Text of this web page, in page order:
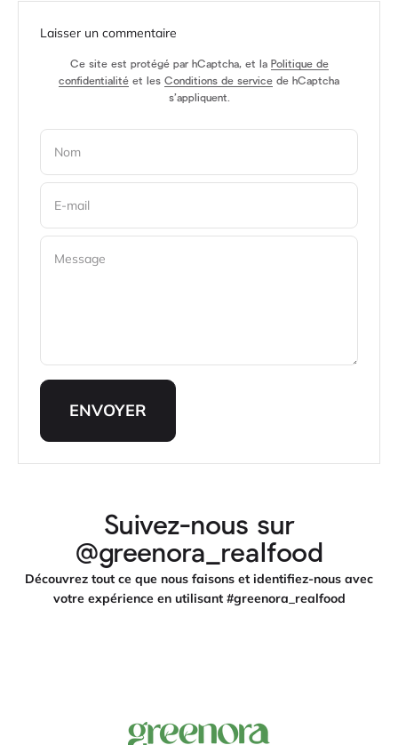
Laisser un commentaire
Ce site est protégé par hCaptcha, et la Politique de
confidentialité et les Conditions de service de hCaptcha
s’appliquent.
Nom
E-mail
Message
ENVOYER
Suivez-nous sur
@greenora_realfood
Découvrez tout ce que nous faisons et identifiez-nous avec
votre expérience en utilisant #greenora_realfood